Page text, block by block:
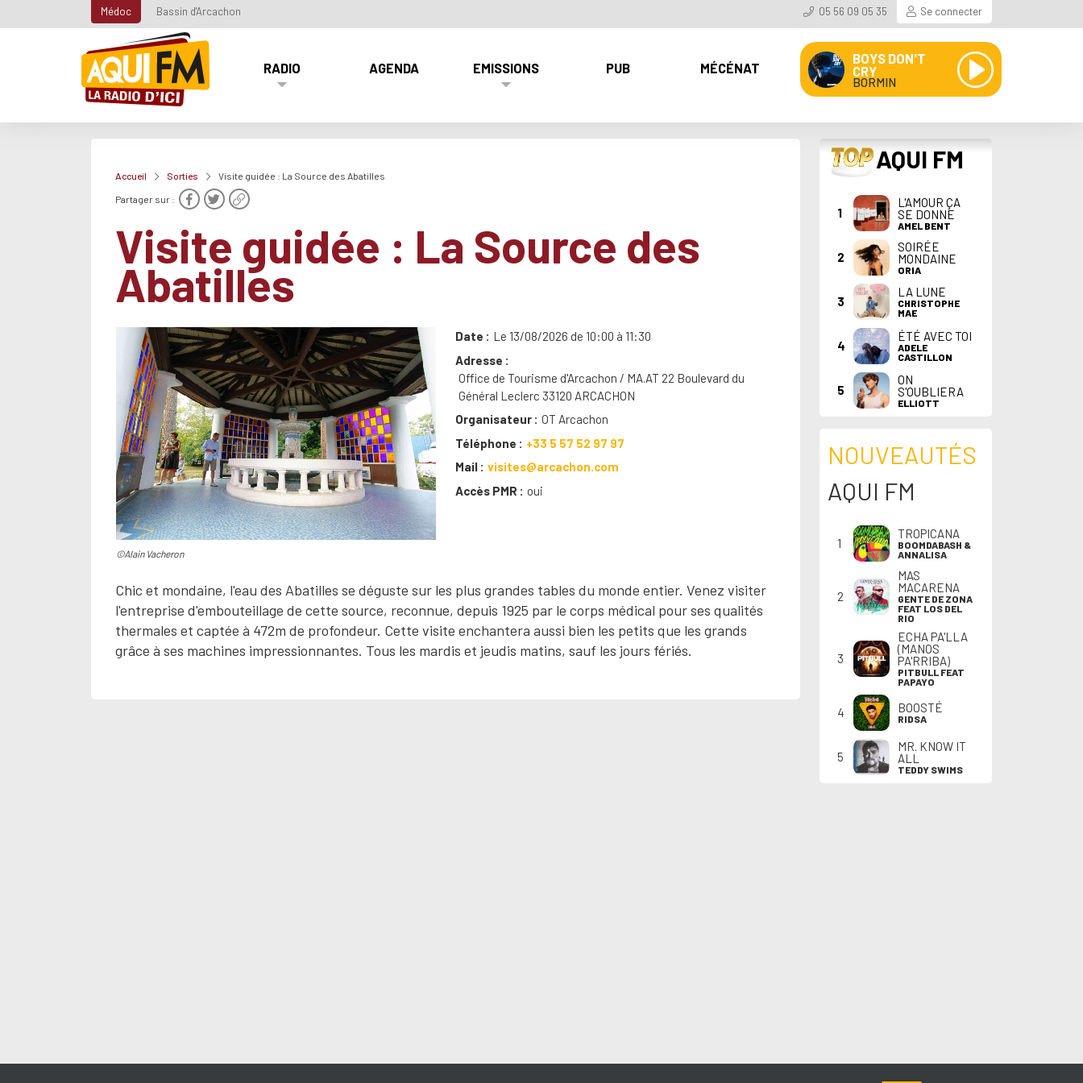
Médoc Bassin d'Arcachon 05 56 09 05 35 Se connecter
RADIO AGENDA EMISSIONS PUB MÉCÉNAT
BOYS DON'T
CRY
BORMIN
Accueil Sorties Visite guidée : La Source des Abatilles
Partager sur :
Visite guidée : La Source des
Abatilles
©Alain Vacheron
Date
Le 13/08/2026 de 10:00 à 11:30
Adresse
Office de Tourisme d'Arcachon / MA.AT 22 Boulevard du
Général Leclerc 33120 ARCACHON
Organisateur
OT Arcachon
Téléphone
+33 5 57 52 97 97
Mail
visites@arcachon.com
Accès PMR
oui
Chic et mondaine, l'eau des Abatilles se déguste sur les plus grandes tables du monde entier. Venez visiter
l'entreprise d'embouteillage de cette source, reconnue, depuis 1925 par le corps médical pour ses qualités
thermales et captée à 472m de profondeur. Cette visite enchantera aussi bien les petits que les grands
grâce à ses machines impressionnantes. Tous les mardis et jeudis matins, sauf les jours fériés.
TOP AQUI FM
1
L'AMOUR ÇA
SE DONNE
AMEL BENT
2
SOIRÉE
MONDAINE
ORIA
3
LA LUNE
CHRISTOPHE
MAE
4
ÉTÉ AVEC TOI
ADELE
CASTILLON
5
ON
S'OUBLIERA
ELLIOTT
NOUVEAUTÉS
AQUI FM
1
TROPICANA
BOOMDABASH &
ANNALISA
2
MAS
MACARENA
GENTE DE ZONA
FEAT LOS DEL
RIO
3
ECHA PA'LLA
(MANOS
PA'RRIBA)
PITBULL FEAT
PAPAYO
4 BOOSTÉ
RIDSA
5
MR. KNOW IT
ALL
TEDDY SWIMS